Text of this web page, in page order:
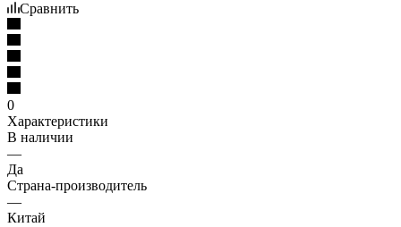
Сравнить
0
Характеристики
В наличии
—
Да
Страна-производитель
—
Китай